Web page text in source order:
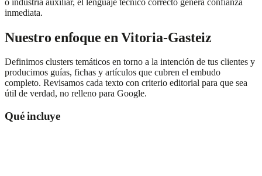
inmediata.
Nuestro enfoque enVitoria-Gasteiz
Definimos clusters temáticos en torno a la intención de tus clientes y
producimos guías, fichas y artículos que cubren el embudo
completo. Revisamos cada texto con criterio editorial para que sea
útil de verdad, no relleno para Google.
Qué incluye